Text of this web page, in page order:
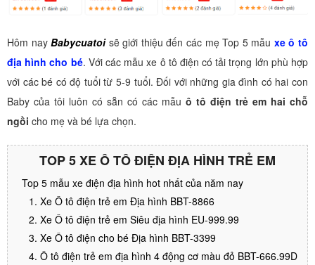
Hôm nayBabycuatoisẽ giới thiệu đến các mẹ Top 5 mẫu xe ô tô
địa hình cho bé. Với các mẫu xe ô tô điện có tải trọng lớn phù hợp
với các bé có độ tuổi từ 5-9 tuổi. Đối với những gia đình có hai con
Baby của tôi luôn có sẵn có các mẫu ô tô điện trẻ em hai chỗ
ngồi cho mẹ và bé lựa chọn.
TOP 5 XE Ô TÔ ĐIỆN ĐỊA HÌNH TRẺ EM
Top 5 mẫu xe điện địa hình hot nhất của năm nay
1. Xe Ô tô điện trẻ em Địa hình BBT-8866
2. Xe Ô tô điện trẻ em Siêu địa hình EU-999.99
3. Xe Ô tô điện cho bé Địa hình BBT-3399
4. Ô tô điện trẻ em địa hình 4 động cơ màu đỏ BBT-666.99D